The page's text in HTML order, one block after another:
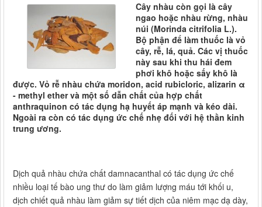
Cây nhàu còn gọi là cây
ngao hoặc nhàu rừng, nhàu
núi (Morinda citrifolia L.).
Bộ phận để làm thuốc là vỏ
cây, rễ, lá, quả. Các vị thuốc
này sau khi thu hái đem
phơi khô hoặc sấy khô là
được. Vỏ rễ nhàu chứa moridon, acid rubicloric, alizarin α
- methyl ether và một số dẫn chất của hợp chất
anthraquinon có tác dụng hạ huyết áp mạnh và kéo dài.
Ngoài ra còn có tác dụng ức chế nhẹ đối với hệ thần kinh
trung ương.
Dịch quả nhàu chứa chất damnacanthal có tác dụng ức chế
nhiều loại tế bào ung thư do làm giảm lượng máu tới khối u,
dịch chiết quả nhàu làm giảm sự tiết dịch của niêm mạc dạ dày,